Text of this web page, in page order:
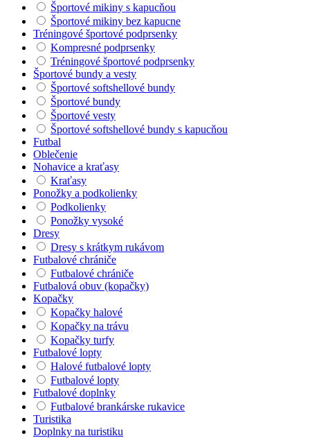
Športové mikiny s kapucňou
Športové mikiny bez kapucne
Tréningové športové podprsenky
Kompresné podprsenky
Tréningové športové podprsenky
Športové bundy a vesty
Športové softshellové bundy
Športové bundy
Športové vesty
Športové softshellové bundy s kapucňou
Futbal
Oblečenie
Nohavice a kraťasy
Kraťasy
Ponožky a podkolienky
Podkolienky
Ponožky vysoké
Dresy
Dresy s krátkym rukávom
Futbalové chrániče
Futbalové chrániče
Futbalová obuv (kopačky)
Kopačky
Kopačky halové
Kopačky na trávu
Kopačky turfy
Futbalové lopty
Halové futbalové lopty
Futbalové lopty
Futbalové doplnky
Futbalové brankárske rukavice
Turistika
Doplnky na turistiku